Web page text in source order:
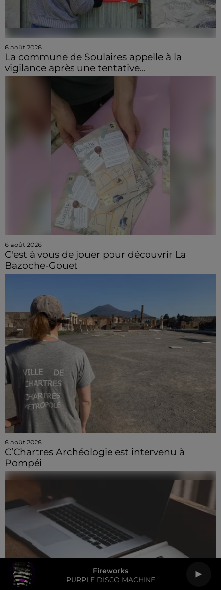
Fireworks
PURPLE DISCO MACHINE
6 août 2026
La commune de Soulaires appelle à la
vigilance après une tentative...
6 août 2026
C'est à vous de jouer pour découvrir La
Bazoche-Gouet
6 août 2026
C’Chartres Archéologie est intervenu à
Pompéi